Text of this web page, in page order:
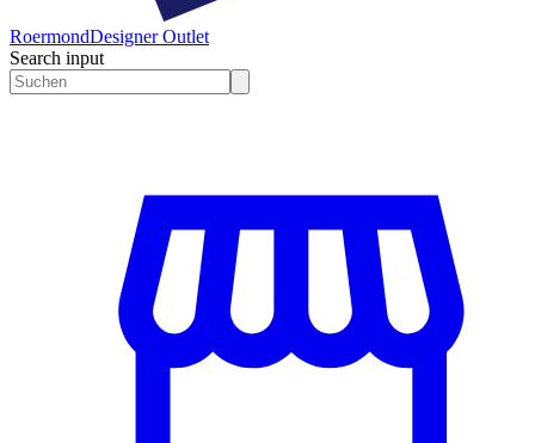
RoermondDesigner Outlet
Search input